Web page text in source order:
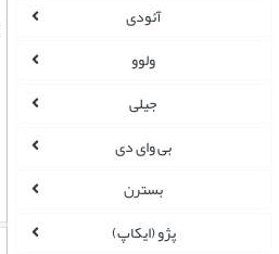
آئودی
ولوو
جیلی
بی وای دی
بسترن
پژو (ایکاپ)